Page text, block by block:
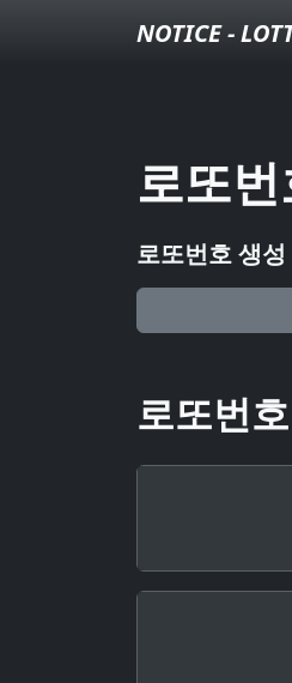
NOTICE -
로또
로또번호 생성
로또번